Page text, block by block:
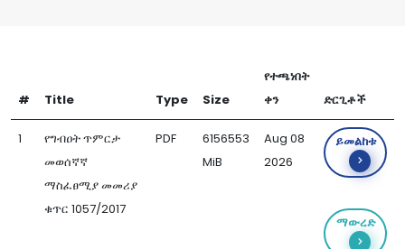
# Title Type Size
የተጫነበት
ቀን
ድርጊቶች
1
የግብዐት ጥምርታ
መወሰኛኛ
ማስፈፀሚያ መመሪያ
ቁጥር 1057/2017
PDF
6156553
MiB
Aug 08
2026
ይመልከቱ
ማውረድ